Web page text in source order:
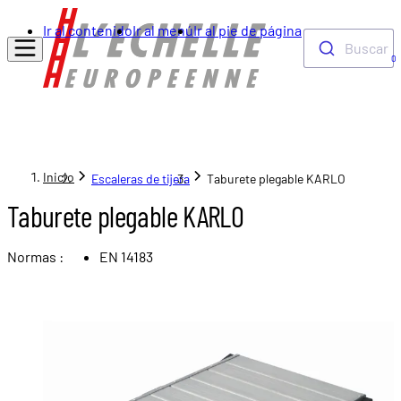
Ir al contenidoIr al menúIr al pie de página
Buscar
0
Inicio Escaleras de tijera Taburete plegable KARLO
Taburete plegable KARLO
Normas : EN 14183